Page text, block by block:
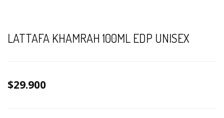
LATTAFA KHAMRAH 100ML EDP UNISEX
$29.900